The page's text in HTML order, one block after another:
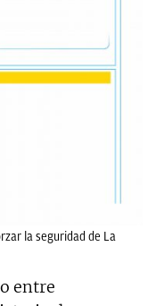
la seguridad de La
entre